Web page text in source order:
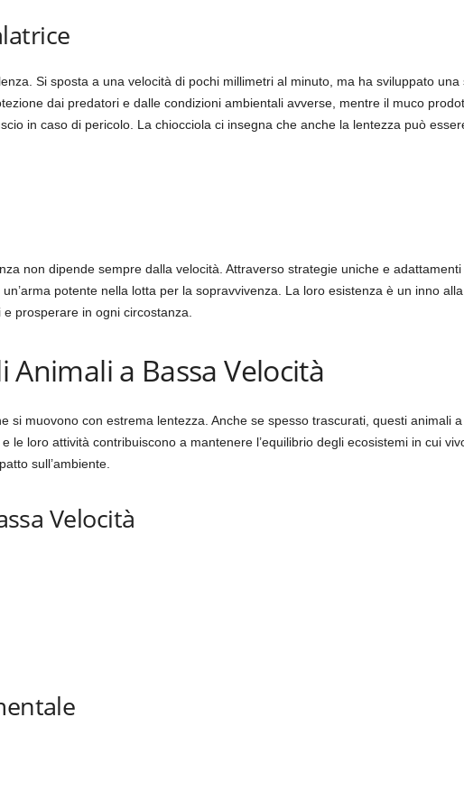
Si sposta a una velocità di pochi millimetri al minuto, ma ha sviluppato
dai predatori e dalle condizioni ambientali avverse, mentre il muco
in caso di pericolo. La chiocciola ci insegna che anche la lentezza può
non dipende sempre dalla velocità. Attraverso strategie uniche e
potente nella lotta per la sopravvivenza. La loro esistenza è un inno
prosperare in ogni circostanza.
Animali a Bassa Velocità
si muovono con estrema lentezza. Anche se spesso trascurati, questi animali
le loro attività contribuiscono a mantenere l’equilibrio degli ecosistemi in cui
sull’ambiente.
Velocità